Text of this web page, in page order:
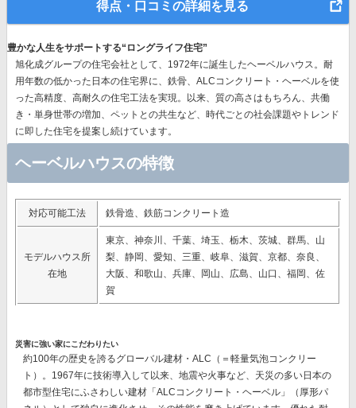
得点・口コミの詳細を見る
豊かな人生をサポートする“ロングライフ住宅”
旭化成グループの住宅会社として、1972年に誕生したヘーベルハウス。耐
用年数の低かった日本の住宅界に、鉄骨、ALCコンクリート・ヘーベルを使
った高精度、高耐久の住宅工法を実現。以来、質の高さはもちろん、共働
き・単身世帯の増加、ペットとの共生など、時代ごとの社会課題やトレンド
に即した住宅を提案し続けています。
ヘーベルハウスの特徴
対応可能工法 鉄骨造、鉄筋コンクリート造
モデルハウス所
在地
東京、神奈川、千葉、埼玉、栃木、茨城、群馬、山
梨、静岡、愛知、三重、岐阜、滋賀、京都、奈良、
大阪、和歌山、兵庫、岡山、広島、山口、福岡、佐
賀
災害に強い家にこだわりたい
約100年の歴史を誇るグローバル建材・ALC（＝軽量気泡コンクリー
ト）。1967年に技術導入して以来、地震や火事など、天災の多い日本の
都市型住宅にふさわしい建材 「ALCコンクリート・ヘーベル」（厚形パ